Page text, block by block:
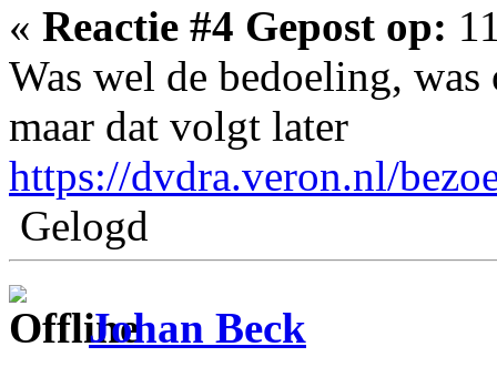
« Reactie #4 Gepost op:
Was wel de bedoeling,
maar dat volgt later
https://dvdra.veron.nl/
Gelogd
Johan Beck